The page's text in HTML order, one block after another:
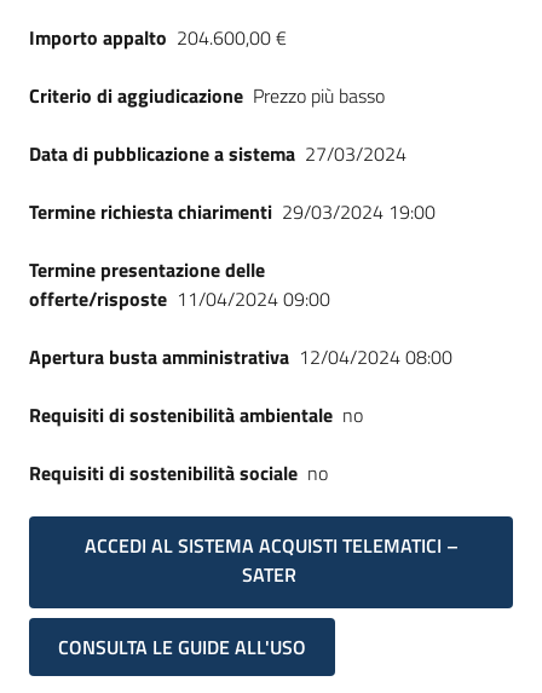
Importo appalto 204.600,00 €
Criterio di aggiudicazione Prezzo più basso
Data di pubblicazione a sistema 27/03/2024
Termine richiesta chiarimenti 29/03/2024 19:00
Termine presentazione delle
offerte/risposte 11/04/2024 09:00
Apertura busta amministrativa 12/04/2024 08:00
Requisiti di sostenibilità ambientale no
Requisiti di sostenibilità sociale no
ACCEDI AL SISTEMA ACQUISTI TELEMATICI –
SATER
CONSULTA LE GUIDE ALL'USO